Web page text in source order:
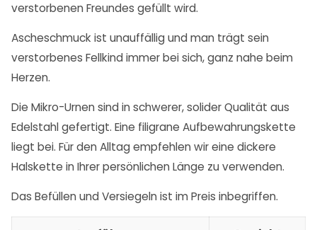
verstorbenen Freundes gefüllt wird.
Ascheschmuck ist unauffällig und man trägt sein
verstorbenes Fellkind immer bei sich, ganz nahe beim
Herzen.
Die Mikro-Urnen sind in schwerer, solider Qualität aus
Edelstahl gefertigt. Eine filigrane Aufbewahrungskette
liegt bei. Für den Alltag empfehlen wir eine dickere
Halskette in Ihrer persönlichen Länge zu verwenden.
Das Befüllen und Versiegeln ist im Preis inbegriffen.